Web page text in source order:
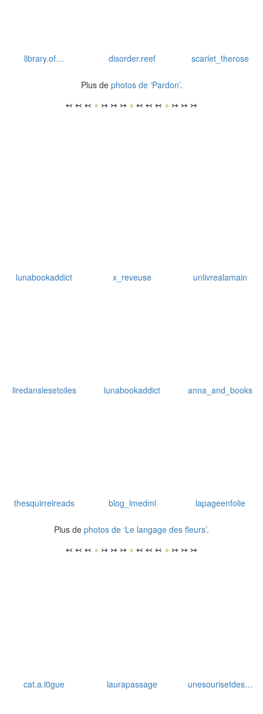
library.of… disorder.reef scarlet_therose
Plus de photos de ‘Pardon’.
↢ ↢ ↢ ● ↣ ↣ ↣ ● ↢ ↢ ↢ ● ↣ ↣ ↣
lunabookaddict x_reveuse unlivrealamain
liredanslesetoiles lunabookaddict anna_and_books
thesquirrelreads blog_lmedml lapageenfolie
Plus de photos de ‘Le langage des fleurs’.
↢ ↢ ↢ ● ↣ ↣ ↣ ● ↢ ↢ ↢ ● ↣ ↣ ↣
cat.a.l0gue laurapassage unesourisetdes…